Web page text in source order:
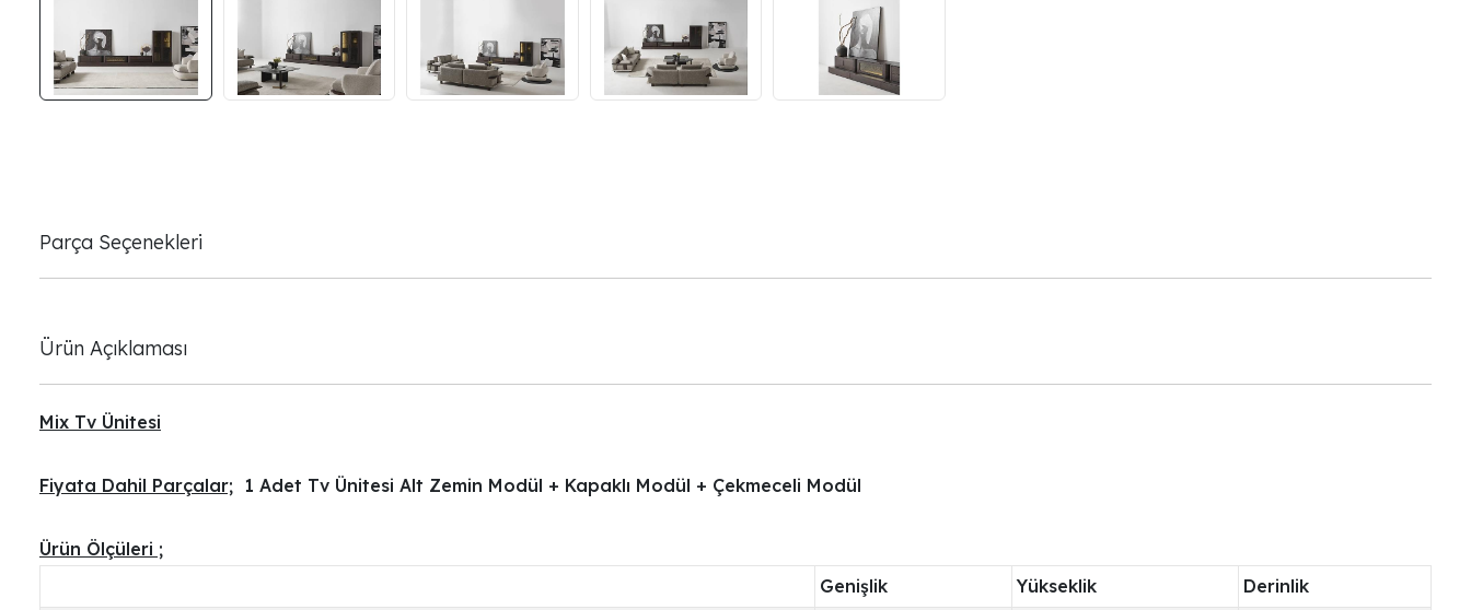
Parça Seçenekleri
Ürün Açıklaması
Mix Tv Ünitesi
Fiyata Dahil Parçalar; 1 Adet Tv Ünitesi Alt Zemin Modül + Kapaklı Modül + Çekmeceli Modül
Ürün Ölçüleri ;
Genişlik
Yükseklik
Derinlik